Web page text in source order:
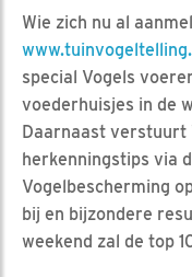
Wie zich nu al
special Vogels
voederhuisjes in de
Daarnaast verstuurt
herkenningstips via
Vogelbescherming
bij en bijzondere
weekend zal de top